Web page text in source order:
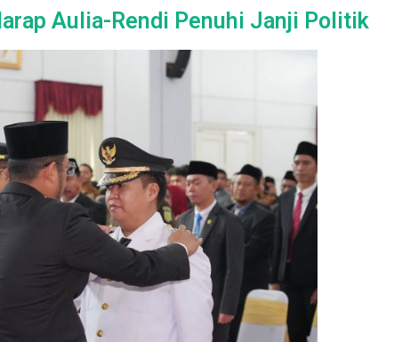
Aulia-Rendi Penuhi Janji Politik